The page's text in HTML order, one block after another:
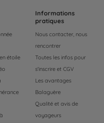
étoile
Informations
pratiques
Nous contacter, nous
rencontrer
Toutes les infos pour
s'inscrire et CGV
Les avantages
Balaguère
Qualité et avis de
voyageurs